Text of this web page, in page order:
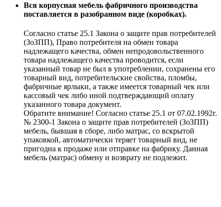
Вся корпусная мебель фабричного производства
поставляется в разобранном виде (коробках).
Согласно статье 25.1 Закона о защите прав потребителей
(ЗоЗПП), Право потребителя на обмен товара
надлежащего качества, обмен непродовольственного
товара надлежащего качества проводится, если
указанный товар не был в употреблении, сохранены его
товарный вид, потребительские свойства, пломбы,
фабричные ярлыки, а также имеется товарный чек или
кассовый чек либо иной подтверждающий оплату
указанного товара документ.
Обратите внимание! Согласно статье 25.1 от 07.02.1992г.
№ 2300-1 Закона о защите прав потребителей (ЗоЗПП)
мебель, бывшая в сборе, либо матрас, со вскрытой
упаковкой, автоматически теряет товарный вид, не
пригодна к продаже или отправке на фабрику. Данная
мебель (матрас) обмену и возврату не подлежит.